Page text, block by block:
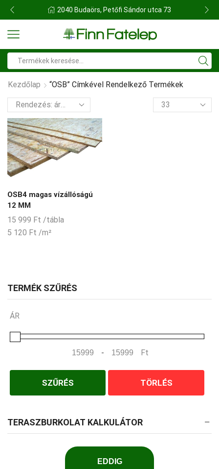
FINN FATELEP BUDAÖRS
input
Kezdőlap
“OSB” Címkével Rendelkező Termékek
termék
per
OSB4 magas vízállóságú
12 MM
15 999 Ft /tábla
5 120 Ft /m²
TERMÉK SZŰRÉS
ÁR
Minimum Price
-
Maximum Price
Ft
SZŰRÉS TÖRLÉS
TERASZBURKOLAT KALKULÁTOR